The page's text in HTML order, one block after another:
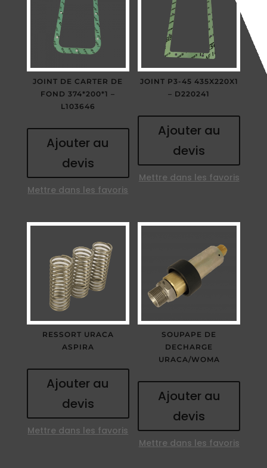
JOINT DE CARTER DE
FOND 374*200*1 –
L103646
Ajouter au
devis
Mettre dans les favoris
JOINT P3-45 435X220X1
– D220241
Ajouter au
devis
Mettre dans les favoris
RESSORT URACA
ASPIRA
Ajouter au
devis
Mettre dans les favoris
SOUPAPE DE
DECHARGE
URACA/WOMA
Ajouter au
devis
Mettre dans les favoris